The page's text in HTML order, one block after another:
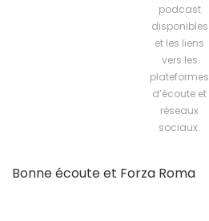
podcast
disponibles
et les liens
vers les
plateformes
d’écoute et
réseaux
sociaux.
Bonne écoute et Forza Roma